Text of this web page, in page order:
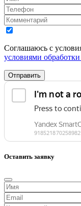
Соглашаюсь с
условиями
Отправить
Оставить заявку